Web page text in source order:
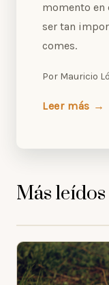
momento en
ser tan
comes.
Por Mauricio
Leer más →
Más leídos